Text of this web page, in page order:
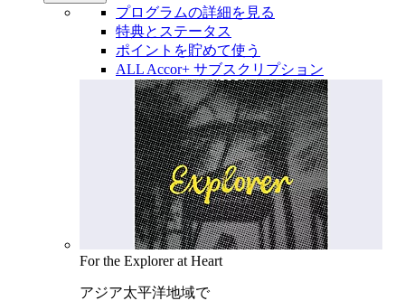
プログラムの詳細を見る
特典とステータス
ポイントを貯めて使う
ALL Accor+ サブスクリプション
For the Explorer at Heart
アジア太平洋地域で